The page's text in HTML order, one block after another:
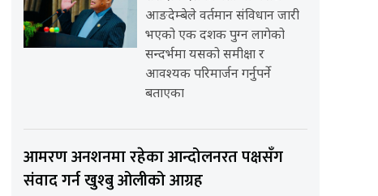
आङदेम्बेले वर्तमान संविधान जारी
भएको एक दशक पुग्न लागेको
सन्दर्भमा यसको समीक्षा र
आवश्यक परिमार्जन गर्नुपर्ने
बताएका
आमरण अनशनमा रहेका आन्दोलनरत पक्षसँग
संवाद गर्न खुश्बु ओलीको आग्रह